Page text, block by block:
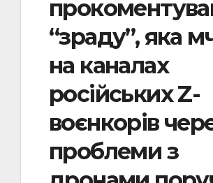
“зраду”, яка
на каналах
російських Z-
воєнкорів
проблеми з